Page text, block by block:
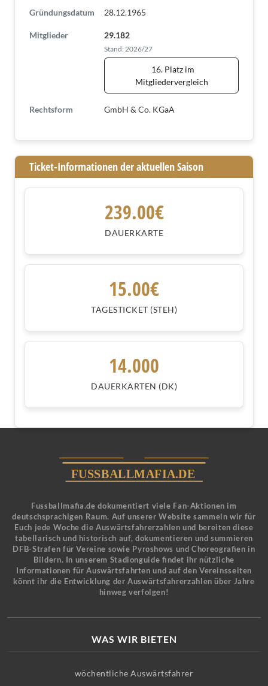
Gründungsdatum 28.12.1965
Mitglieder 29.182
Stand: 2026/27
16. Platz im
Mitgliedervergleich
Rechtsform GmbH & Co. KGaA
Ticket-Informationen der aktuellen Saison
239.00€
DAUERKARTE
15.00€
TAGESTICKET (STEH)
14.000
DAUERKARTEN (DK)
Fussballmafia.de dokumentiert viele Fan-Aktionen im
deutschsprachigen Raum. Auf unserer Website sammeln wir für
Euch jede Woche die Auswärtsfahrerzahlen und bereiten diese
tabellarisch und historisch auf, dokumentieren und summieren
DFB-Strafen für Vereine sowie Pyroshows und Choreografien in
Bildern. In unserem Stadionguide findet ihr nützliche
Informationen für Auswärtsfahrten und auf den Vereinsseiten
könnt ihr die Entwicklung der Auswärtsfahrerzahlen über Jahre
hinweg verfolgen!
WAS WIR BIETEN
wöchentliche Auswärtsfahrer